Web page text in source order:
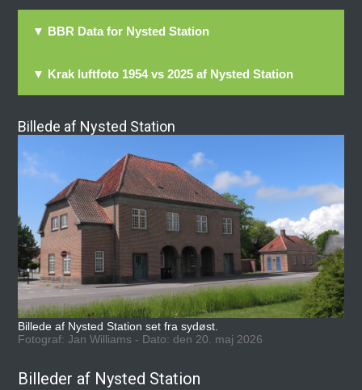
▼ BBR Data for Nysted Station
▼ Krak luftfoto 1954 vs 2025 af Nysted Station
Billede af Nysted Station
Billede af Nysted Station set fra sydøst.
Fotograf: Jan Williams - Dato: den 20. maj 2026
Billeder af Nysted Station